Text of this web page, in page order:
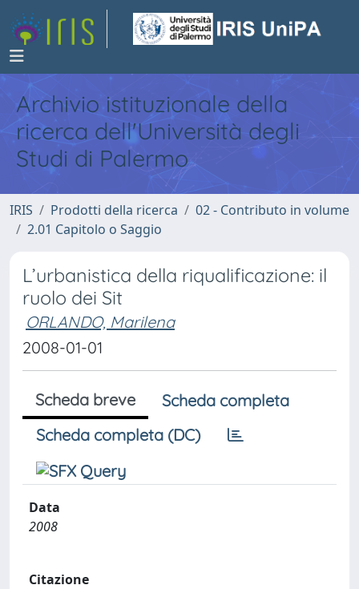
Archivio istituzionale della
ricerca dell'Università degli
Studi di Palermo
IRIS Prodotti della ricerca
02 - Contributo in volume
2.01 Capitolo o Saggio
L’urbanistica della riqualificazione: il
ruolo dei Sit
ORLANDO, Marilena
2008-01-01
Scheda breve
Scheda completa
Scheda completa (DC)
Data
2008
Citazione